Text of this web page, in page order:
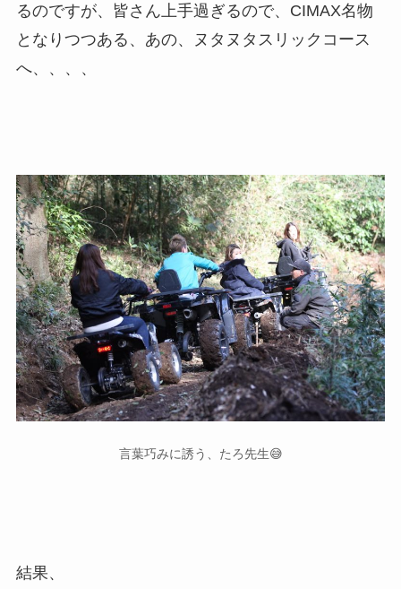
るのですが、皆さん上手過ぎるので、CIMAX名物
となりつつある、あの、ヌタヌタスリックコース
へ、、、、
言葉巧みに誘う、たろ先生😅
結果、